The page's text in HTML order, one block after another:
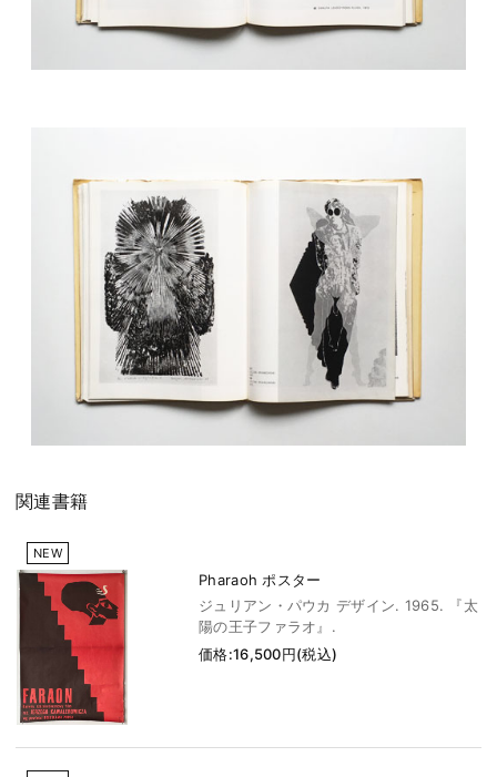
関連書籍
NEW
Pharaoh ポスター
ジュリアン・パウカ デザイン. 1965. 『太
陽の王子ファラオ』.
価格:16,500円(税込)